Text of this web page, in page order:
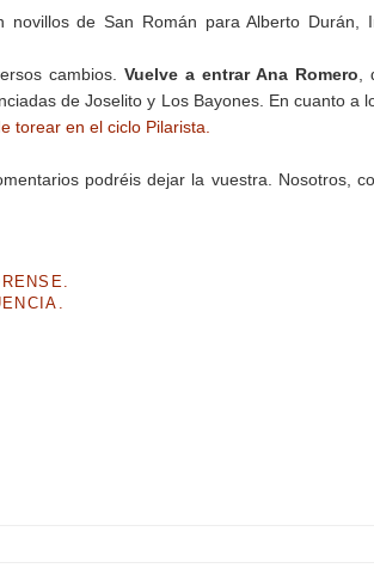
de San Román para Alberto Durán,
cambios.Vuelve a entrar Ana Romero
de Joselito y Los Bayones. En cuanto a
torear en el ciclo Pilarista.
podréis dejar la vuestra. Nosotros,